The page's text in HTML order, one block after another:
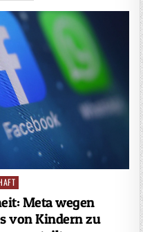
Meta wegen
von Kindern zu